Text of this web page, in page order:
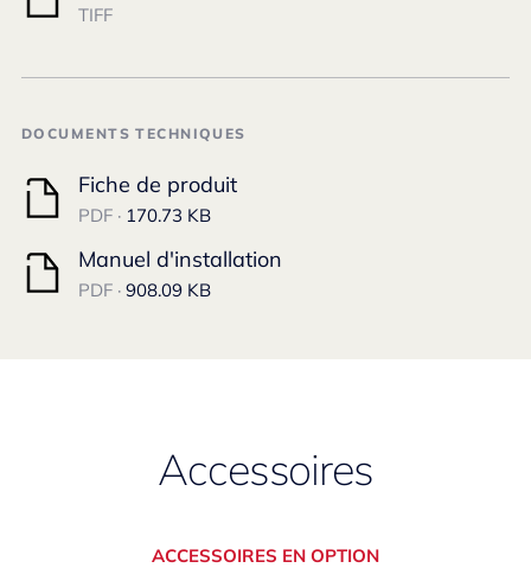
TIFF
DOCUMENTS TECHNIQUES
Fiche de produit
PDF · 170.73 KB
Manuel d'installation
PDF · 908.09 KB
Accessoires
ACCESSOIRES EN OPTION